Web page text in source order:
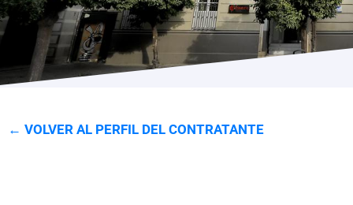
Programas
← VOLVER AL PERFIL DEL CONTRATANTE